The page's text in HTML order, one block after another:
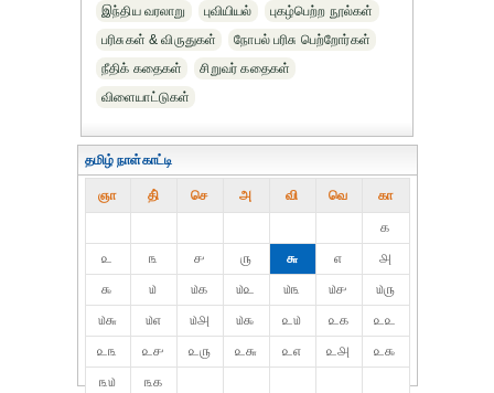
இந்திய வரலாறு புவியியல்
புகழ்பெற்ற நூல்கள்
பரிசுகள் & விருதுகள்
நோபல் பரிசு‎ பெற்றோர்‎கள்
நீதிக் கதைகள்
சிறுவர் கதைகள்
விளையாட்டுகள்
தமிழ் நாள்காட்டி
ஞா தி் செ அ வி வெ கா
௧
௨
௩ ௪ ௫ ௬ ௭
௮
௯
௰ ௰௧ ௰௨ ௰௩ ௰௪
௰௫
௰௬
௰௭ ௰௮ ௰௯ ௨௰ ௨௧
௨௨
௨௩
௨௪ ௨௫ ௨௬ ௨௭ ௨௮
௨௯
௩௰
௩௧